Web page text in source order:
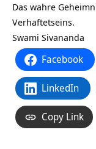
Das wahre
Verhaftetseins.
Swami Sivananda
Facebook
LinkedIn
Copy Link